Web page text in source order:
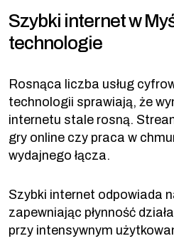
Szybki internet w
technologie
Rosnąca liczba usług
technologii sprawiają, że
internetu stale rosną.
gry online czy praca w
wydajnego łącza.
Szybki internet odpowiada
zapewniając płynność
przy intensywnym